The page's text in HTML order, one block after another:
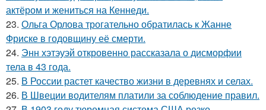
актёром и жениться на Кеннеди.
23. Ольга Орлова трогательно обратилась к Жанне
Фриске в годовщину её смерти.
24. Энн хэтэуэй откровенно рассказала о дисморфии
тела в 43 года.
25. В России растет качество жизни в деревнях и селах.
26. В Швеции водителям платили за соблюдение правил.